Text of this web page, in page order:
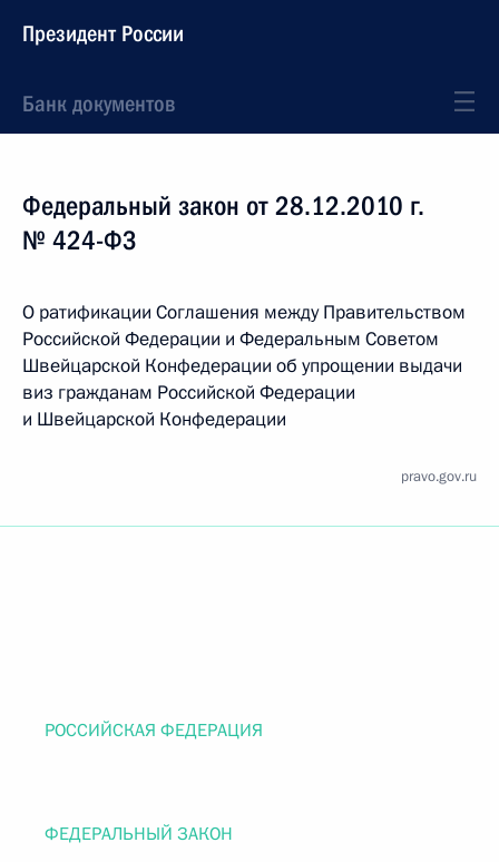
Президент России
Банк документов
Федеральный закон от 28.12.2010 г.
№ 424-ФЗ
О ратификации Соглашения между Правительством
Российской Федерации и Федеральным Советом
Швейцарской Конфедерации об упрощении выдачи
виз гражданам Российской Федерации
и Швейцарской Конфедерации
pravo.gov.ru
РОССИЙСКАЯ ФЕДЕРАЦИЯ
ФЕДЕРАЛЬНЫЙ ЗАКОН